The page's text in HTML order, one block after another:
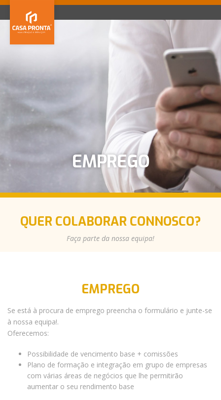
MENU
Portfolio
Contactos
Parcerias
EMPREGO
QUER COLABORAR CONNOSCO?
Faça parte da nossa equipa!
EMPREGO
Se está à procura de emprego preencha o formulário e junte-se
à nossa equipa!.
Oferecemos:
Possibilidade de vencimento base + comissões
Plano de formação e integração em grupo de empresas
com várias áreas de negócios que lhe permitirão
aumentar o seu rendimento base